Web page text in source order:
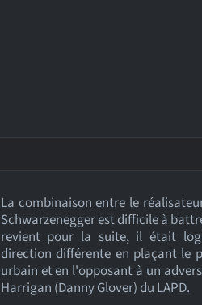
La combinaison entre le
Schwarzenegger est difficile à
revient pour la suite, il était
direction différente en plaçant le
urbain et en l'opposant à un
Harrigan (Danny Glover) du LAPD.